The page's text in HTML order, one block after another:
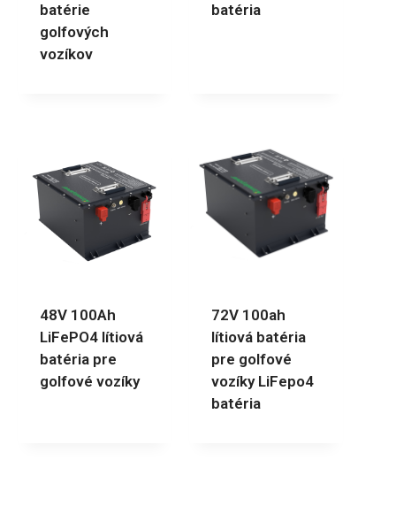
batérie
golfových
vozíkov
batéria
48V 100Ah
LiFePO4 lítiová
batéria pre
golfové vozíky
72V 100ah
lítiová batéria
pre golfové
vozíky LiFepo4
batéria